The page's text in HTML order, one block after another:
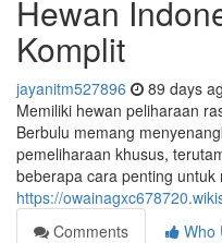
Hewan
Komplit
jayanitm527896 89 days
Memiliki hewan peliharaan
Berbulu memang
pemeliharaan khusus,
beberapa cara penting untuk
https://
Comments
Who